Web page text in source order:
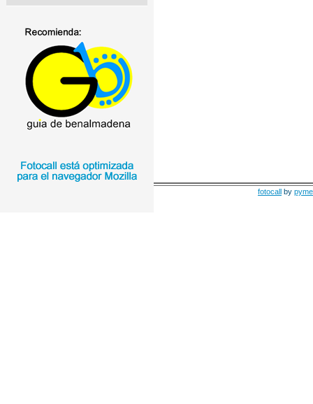
fotocall by